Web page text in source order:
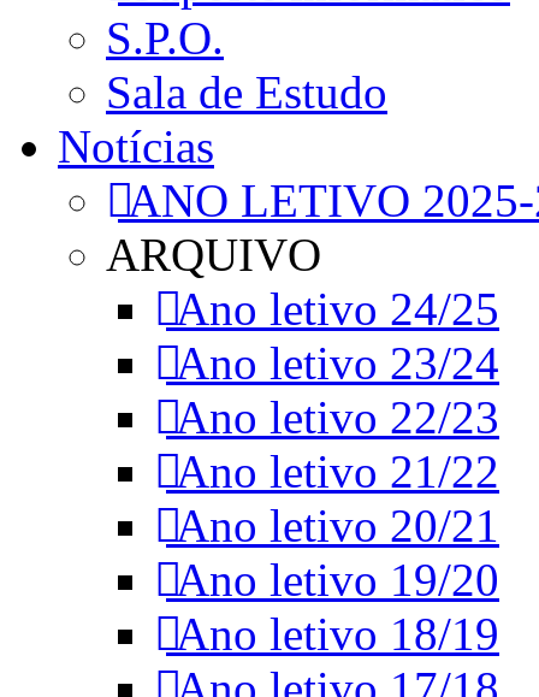
S.P.O.
Sala de Estudo
Notícias
ANO LETIVO
ARQUIVO
Ano letivo 24/25
Ano letivo 23/24
Ano letivo 22/23
Ano letivo 21/22
Ano letivo 20/21
Ano letivo 19/20
Ano letivo 18/19